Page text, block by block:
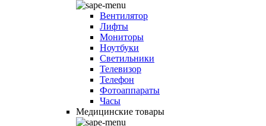
Вентилятор
Лифты
Мониторы
Ноутбуки
Светильники
Телевизор
Телефон
Фотоаппараты
Часы
Медицинские товары